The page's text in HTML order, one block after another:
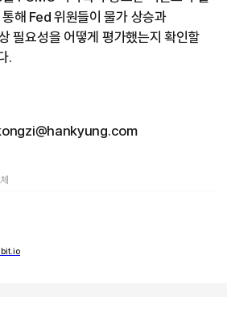
해 Fed 위원들이 물가 상승과
필요성을 어떻게 평가했는지 확인할
.